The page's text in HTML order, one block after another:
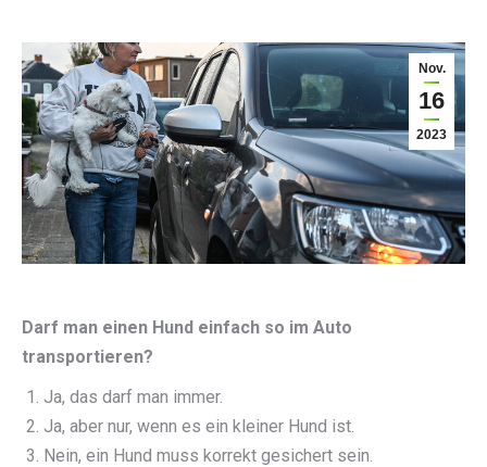
Nov.
16
2023
Darf man einen Hund einfach so im Auto
transportieren?
Ja, das darf man immer.
Ja, aber nur, wenn es ein kleiner Hund ist.
Nein, ein Hund muss korrekt gesichert sein.